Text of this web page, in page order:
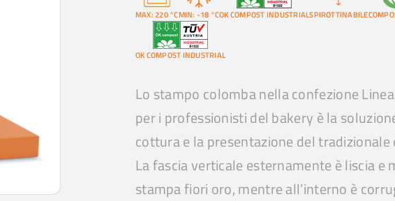
MAX: 220 °CMIN: -18 °COK COMPOST INDUSTRIALSPIROTTINABILE
OK COMPOST INDUSTRIAL
Lo stampo colomba nella confezione
per i professionisti del bakery è la
cottura e la presentazione del tradizionale
La fascia verticale esternamente è liscia e
stampa fiori oro, mentre all’interno è